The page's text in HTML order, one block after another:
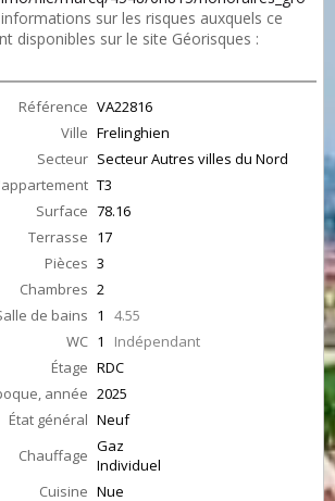
sur les risques auxquels ce
disponibles sur le site Géorisques :
Référence VA22816
Ville Frelinghien
Secteur Secteur Autres villes du Nord
T3
Surface 78.16
Terrasse 17
Pièces 3
Chambres 2
de bains 1 4.55
WC 1 Indépendant
Étage RDC
année 2025
État général Neuf
Chauffage Gaz
Individuel
Cuisine Nue